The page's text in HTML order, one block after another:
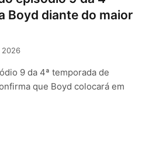
Boyd diante do maior
2026
9 da 4ª temporada de
que Boyd colocará em